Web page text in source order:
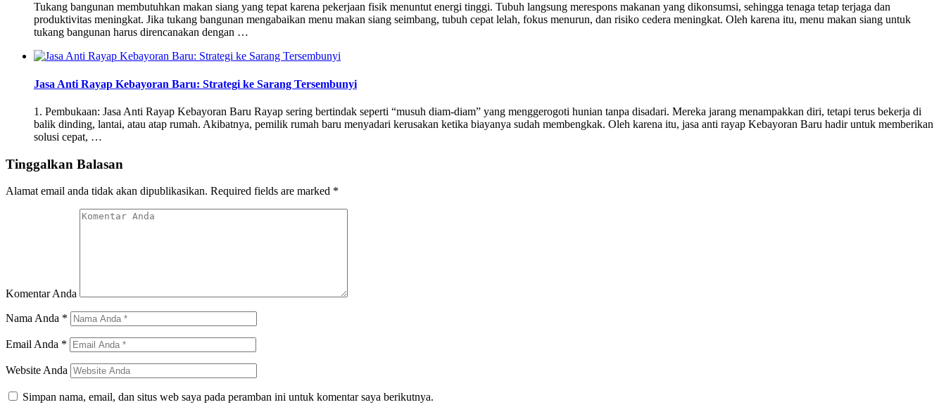
Tukang bangunan membutuhkan makan siang yang tepat karena pekerjaan fisik menuntut energi tinggi. Tubuh langsung merespons makanan yang dikonsumsi, sehingga tenaga tetap terjaga dan
produktivitas meningkat. Jika tukang bangunan mengabaikan menu makan siang seimbang, tubuh cepat lelah, fokus menurun, dan risiko cedera meningkat. Oleh karena itu, menu makan siang untuk
tukang bangunan harus direncanakan dengan …
Jasa Anti Rayap Kebayoran Baru: Strategi ke Sarang Tersembunyi
1. Pembukaan: Jasa Anti Rayap Kebayoran Baru Rayap sering bertindak seperti “musuh diam-diam” yang menggerogoti hunian tanpa disadari. Mereka jarang menampakkan diri, tetapi terus bekerja di
balik dinding, lantai, atau atap rumah. Akibatnya, pemilik rumah baru menyadari kerusakan ketika biayanya sudah membengkak. Oleh karena itu, jasa anti rayap Kebayoran Baru hadir untuk memberikan
solusi cepat, …
Tinggalkan Balasan
Alamat email anda tidak akan dipublikasikan. Required fields are marked *
Komentar Anda
Nama Anda *
Email Anda *
Website Anda
Simpan nama, email, dan situs web saya pada peramban ini untuk komentar saya berikutnya.